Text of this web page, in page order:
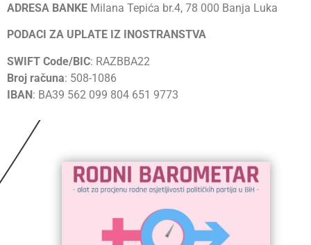
ADRESA BANKE Milana Tepića br.4, 78 000 Banja Luka
PODACI ZA UPLATE IZ INOSTRANSTVA
SWIFT Code/BIC: RAZBBA22
Broj računa: 508-1086
IBAN: BA39 562 099 804 651 9773